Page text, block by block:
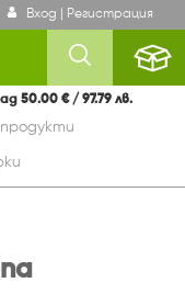
Вход | Регистрация
продукти
50.00 € / 97.79 лв.